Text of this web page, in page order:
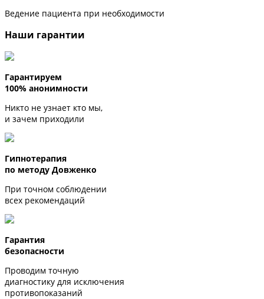
Ведение пациента при необходимости
Наши гарантии
Гарантируем
100% анонимности
Никто не узнает кто мы,
и зачем приходили
Гипнотерапия
по методу Довженко
При точном соблюдении
всех рекомендаций
Гарантия
безопасности
Проводим точную
диагностику для исключения
противопоказаний